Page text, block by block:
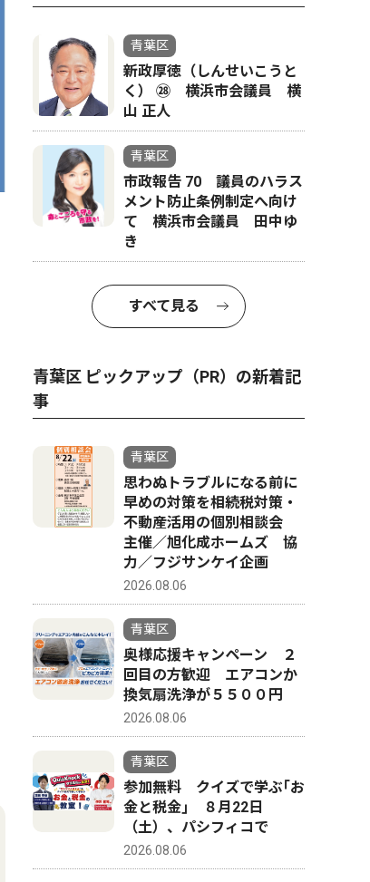
青葉区
新政厚徳（しんせいこうと
く） ㉘ 横浜市会議員 横
山 正人
青葉区
市政報告 70 議員のハラス
メント防止条例制定へ向け
て 横浜市会議員 田中ゆ
き
すべて見る
青葉区 ピックアップ（PR）の新着記
事
青葉区
思わぬトラブルになる前に
早めの対策を相続税対策・
不動産活用の個別相談会
主催／旭化成ホームズ 協
力／フジサンケイ企画
2026.08.06
青葉区
奥様応援キャンペーン ２
回目の方歓迎 エアコンか
換気扇洗浄が５５００円
2026.08.06
青葉区
参加無料 クイズで学ぶ｢お
金と税金｣ ８月22日
（土）、パシフィコで
2026.08.06